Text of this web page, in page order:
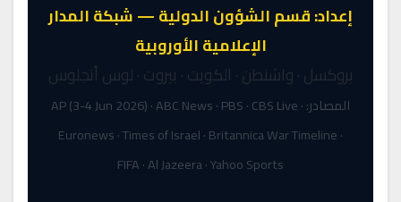
إعداد: قسم الشؤون الدولية — شبكة المدار
الإعلامية الأوروبية
بروكسل · واشنطن · الكويت · بيروت · لوس أنجلوس
المصادر: AP (3-4 Jun 2026) · ABC News · PBS · CBS Live ·
Euronews · Times of Israel · Britannica War Timeline ·
FIFA · Al Jazeera · Yahoo Sports